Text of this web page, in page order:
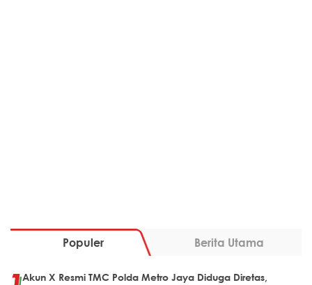
Populer Berita Utama
Akun X Resmi TMC Polda Metro Jaya Diduga Diretas,